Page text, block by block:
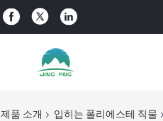
제품 소개 입히는 폴리에스테 직물